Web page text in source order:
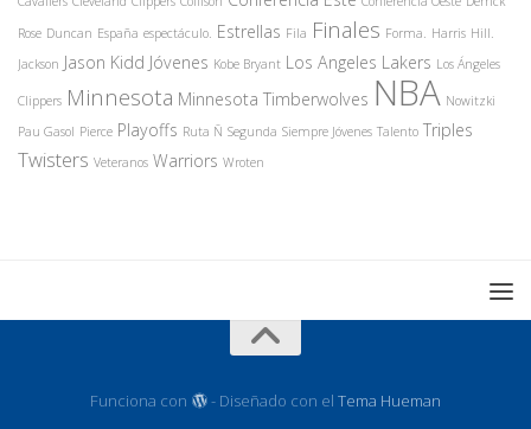
Rose Duncan España espectáculo. Estrellas Fila Finales Forma. Harris Hill.
Jackson Jason Kidd Jóvenes Kobe Bryant Los Angeles Lakers Los Ángeles
Clippers Minnesota Minnesota Timberwolves NBA Nowitzki
Pau Gasol Pierce Playoffs Ruta Ñ Segunda Siempre Jóvenes Talento Triples
Twisters Veteranos Warriors Wroten
Funciona con - Diseñado con el Tema Hueman